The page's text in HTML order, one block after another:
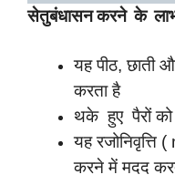
सेतुबंधासन करने के
यह पीठ, छाती
करता है
थके हुए पैरों को
यह
करने में मदद